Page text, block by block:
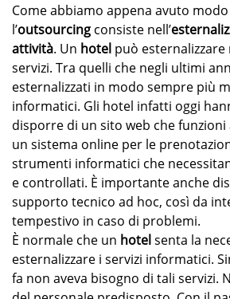
Come abbiamo appena avuto
l’outsourcing consiste nell’
attività. Un hotel può
servizi. Tra quelli che negli ultimi
esternalizzati in modo sempre più
informatici. Gli hotel infatti oggi
disporre di un sito web che funzioni
un sistema online per le
strumenti informatici che
e controllati. È importante anche
supporto tecnico ad hoc, così da
tempestivo in caso di problemi.
È normale che un hotelsenta la
esternalizzare i servizi informatici.
fa non aveva bisogno di tali servizi.